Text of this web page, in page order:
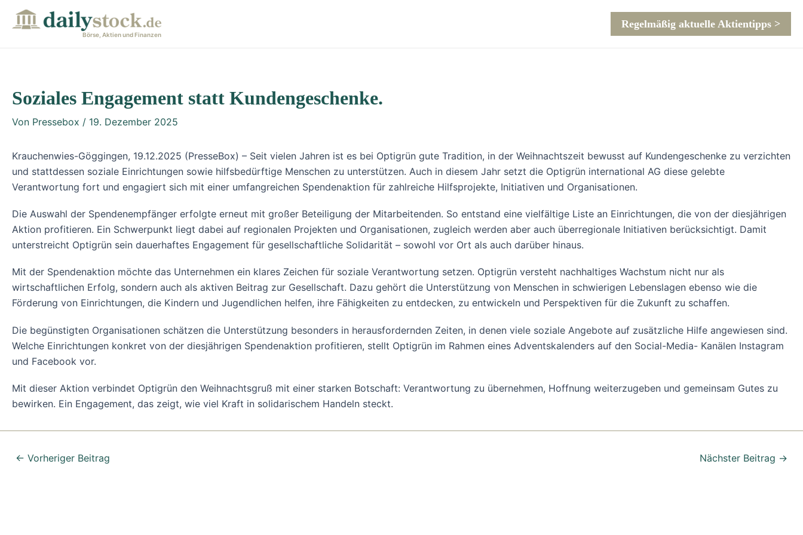
Inhalt
Börse, Aktien und Finanzen
Regelmäßig aktuelle Aktientipps >
Soziales Engagement statt Kundengeschenke.
Von Pressebox / 19. Dezember 2025
Krauchenwies-Göggingen, 19.12.2025 (PresseBox) – Seit vielen Jahren ist es bei Optigrün gute Tradition, in der Weihnachtszeit bewusst auf Kundengeschenke zu verzichten
und stattdessen soziale Einrichtungen sowie hilfsbedürftige Menschen zu unterstützen. Auch in diesem Jahr setzt die Optigrün international AG diese gelebte
Verantwortung fort und engagiert sich mit einer umfangreichen Spendenaktion für zahlreiche Hilfsprojekte, Initiativen und Organisationen.
Die Auswahl der Spendenempfänger erfolgte erneut mit großer Beteiligung der Mitarbeitenden. So entstand eine vielfältige Liste an Einrichtungen, die von der diesjährigen
Aktion profitieren. Ein Schwerpunkt liegt dabei auf regionalen Projekten und Organisationen, zugleich werden aber auch überregionale Initiativen berücksichtigt. Damit
unterstreicht Optigrün sein dauerhaftes Engagement für gesellschaftliche Solidarität – sowohl vor Ort als auch darüber hinaus.
Mit der Spendenaktion möchte das Unternehmen ein klares Zeichen für soziale Verantwortung setzen. Optigrün versteht nachhaltiges Wachstum nicht nur als
wirtschaftlichen Erfolg, sondern auch als aktiven Beitrag zur Gesellschaft. Dazu gehört die Unterstützung von Menschen in schwierigen Lebenslagen ebenso wie die
Förderung von Einrichtungen, die Kindern und Jugendlichen helfen, ihre Fähigkeiten zu entdecken, zu entwickeln und Perspektiven für die Zukunft zu schaffen.
Die begünstigten Organisationen schätzen die Unterstützung besonders in herausfordernden Zeiten, in denen viele soziale Angebote auf zusätzliche Hilfe angewiesen sind.
Welche Einrichtungen konkret von der diesjährigen Spendenaktion profitieren, stellt Optigrün im Rahmen eines Adventskalenders auf den Social-Media- Kanälen Instagram
und Facebook vor.
Mit dieser Aktion verbindet Optigrün den Weihnachtsgruß mit einer starken Botschaft: Verantwortung zu übernehmen, Hoffnung weiterzugeben und gemeinsam Gutes zu
bewirken. Ein Engagement, das zeigt, wie viel Kraft in solidarischem Handeln steckt.
navigation
← Vorheriger Beitrag Nächster Beitrag →